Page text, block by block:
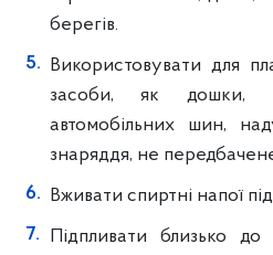
берегів.
Використовувати для
засоби, як дошки,
автомобільних шин,
знаряддя, не
Вживати спиртні напої
Підпливати близько до